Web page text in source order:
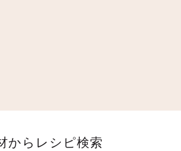
からレシピ検索